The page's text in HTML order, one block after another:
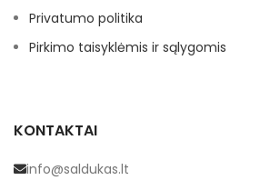
Privatumo politika
Pirkimo taisyklėmis ir sąlygomis
KONTAKTAI
info@saldukas.lt